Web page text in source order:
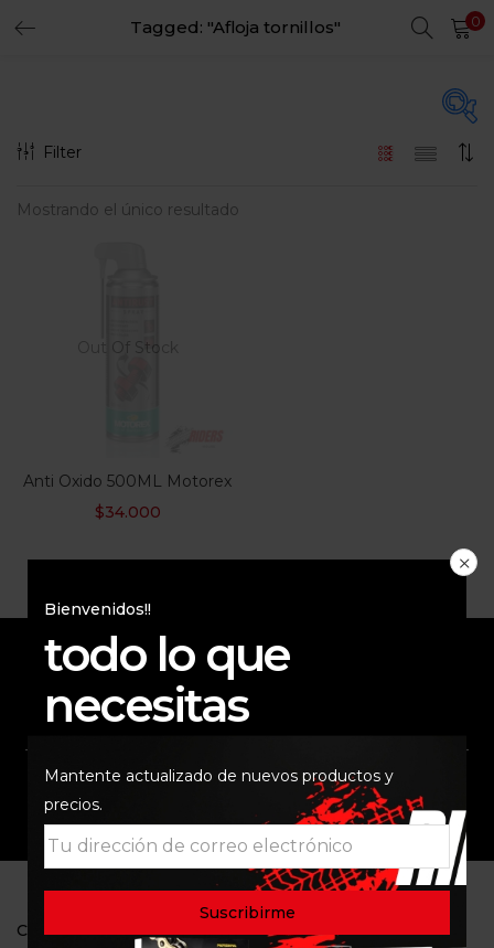
Tagged: "Afloja tornillos" 0
En oferta
Filter
Mostrando el único resultado
Out Of Stock
Anti Oxido 500ML Motorex
$34.000
Bienvenidos!!
todo lo que
necesitas
Mantente actualizado de nuevos productos y
precios.
ENVÍO RAPIDO Y
SEGURO
COMUNIDAD
CONTACTO
LOGIN REGISTER
Remember me